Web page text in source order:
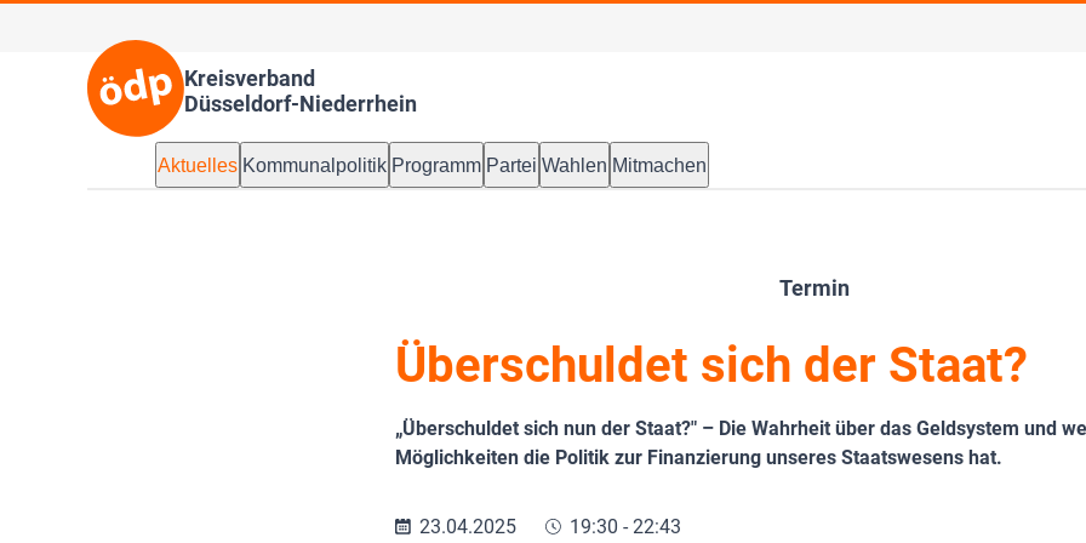
Kreisverband
Düsseldorf-Niederrhein
Aktuelles Kommunalpolitik Programm Partei Wahlen Mitmachen
Termin
Überschuldet sich der Staat?
„Überschuldet sich nun der Staat?" – Die Wahrheit über das Geldsystem und
Möglichkeiten die Politik zur Finanzierung unseres Staatswesens hat.
23.04.2025 19:30 - 22:43